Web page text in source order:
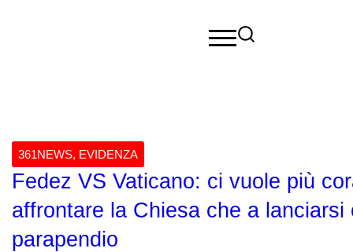
361NEWS, EVIDENZA
Fedez VS Vaticano: ci vuole più
affrontare la Chiesa che a lanciarsi
parapendio